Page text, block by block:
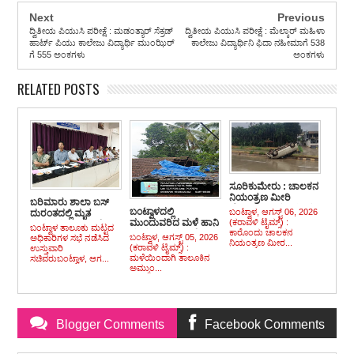
Next
ದ್ವಿತೀಯ ಪಿಯುಸಿ ಪರೀಕ್ಷೆ : ಮಡಂತ್ಯಾರ್ ಸೆಕ್ರಡ್
ಹಾರ್ಟ್ ಪಿಯು ಕಾಲೇಜು ವಿದ್ಯಾರ್ಥಿ ಮುಂಝಿರ್
ಗೆ 555 ಅಂಕಗಳು
Previous
ದ್ವಿತೀಯ ಪಿಯುಸಿ ಪರೀಕ್ಷೆ : ಮೆಲ್ಕಾರ್ ಮಹಿಳಾ
ಕಾಲೇಜು ವಿದ್ಯಾರ್ಥಿನಿ ಫಿದಾ ನಹೀಮಾಗೆ 538
ಅಂಕಗಳು
RELATED POSTS
ಬರಿಮಾರು ಶಾಲಾ ಬಸ್
ದುರಂತದಲ್ಲಿ ಮೃತ
ಮಗುವಿನ ಕುಟುಂಬಕ್ಕೆ
ಸೂಕ್ತ ಪರಿಹಾರ
ದೊರಕಿಸುವ ನಿಟ್ಟಿನಲ್ಲಿ ಕಟ್ಟು
ನಿಟ್ಟಿನ ಕ್ರಮ ಕೈಗೊಳ್ಳಿ :
ಬಂಟ್ವಾಳ ತಾಲೂಕು ಮಟ್ಟದ
ಅಧಿಕಾರಿಗಳ ಸಭೆ ನಡೆಸಿದ
ಉಸ್ತುವಾರಿ
ಸಚಿವರುಬಂಟ್ವಾಳ, ಆಗ...
ಬಂಟ್ವಾಳದಲ್ಲಿ
ಮುಂದುವರಿದ ಮಳೆ ಹಾನಿ
ಪ್ರಕರಣ : ಅಮ್ಮುಂಜೆ
ಹಾಗೂ ಮಾಣಿಲದಲ್ಲಿ
ಮನೆಗಳಿಗೆ ಹಾನಿ
ಬಂಟ್ವಾಳ, ಆಗಸ್ಟ್ 05, 2026
(ಕರಾವಳಿ ಟೈಮ್ಸ್) :
ಮಳೆಯಿಂದಾಗಿ ತಾಲೂಕಿನ
ಅಮ್ಮುಂ...
ಸೂರಿಕುಮೇರು : ಚಾಲಕನ
ನಿಯಂತ್ರಣ ಮೀರಿ
ಹೆದ್ದಾರಿಯಲ್ಲಿ ಪಲ್ಟಿಯಾದ
ಕಾರು, ಪ್ರಯಾಣಿಕರು
ಪಾರು
ಬಂಟ್ವಾಳ, ಆಗಸ್ಟ್ 06, 2026
(ಕರಾವಳಿ ಟೈಮ್ಸ್) :
ಕಾರೊಂದು ಚಾಲಕನ
ನಿಯಂತ್ರಣ ಮೀರ...
Blogger Comments Facebook Comments